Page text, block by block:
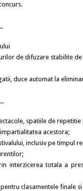
de difuzare stabilite
duce automat la
spatiile de
acestora;
inclusiv pe timpul
interzicerea totala a
clasamentele finale